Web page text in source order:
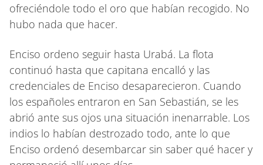
ofreciéndole todo el oro que habían recogido. No
hubo nada que hacer.
Enciso ordeno seguir hasta Urabá. La flota
continuó hasta que capitana encalló y las
credenciales de Enciso desaparecieron. Cuando
los españoles entraron en San Sebastián, se les
abrió ante sus ojos una situación inenarrable. Los
indios lo habían destrozado todo, ante lo que
Enciso ordenó desembarcar sin saber qué hacer y